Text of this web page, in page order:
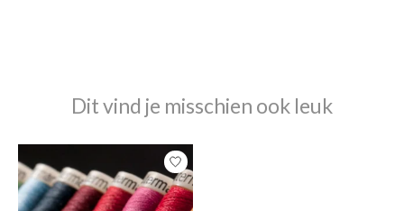
Dit vind je misschien ook leuk
Items van productcarrousel